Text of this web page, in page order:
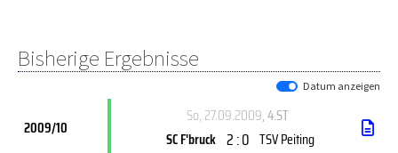
Bisherige Ergebnisse
Datum anzeigen
2009/10
So, 27.09.2009, 4.ST
SC F'bruck 2 : 0 TSV Peiting